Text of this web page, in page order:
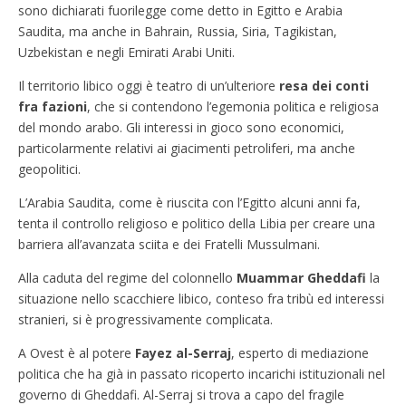
sono dichiarati fuorilegge come detto in Egitto e Arabia
Saudita, ma anche in Bahrain, Russia, Siria, Tagikistan,
Uzbekistan e negli Emirati Arabi Uniti.
Il territorio libico oggi è teatro di un’ulteriore resa dei conti
fra fazioni, che si contendono l’egemonia politica e religiosa
del mondo arabo. Gli interessi in gioco sono economici,
particolarmente relativi ai giacimenti petroliferi, ma anche
geopolitici.
L’Arabia Saudita, come è riuscita con l’Egitto alcuni anni fa,
tenta il controllo religioso e politico della Libia per creare una
barriera all’avanzata sciita e dei Fratelli Mussulmani.
Alla caduta del regime del colonnello Muammar Gheddafi la
situazione nello scacchiere libico, conteso fra tribù ed interessi
stranieri, si è progressivamente complicata.
A Ovest è al potere Fayez al-Serraj, esperto di mediazione
politica che ha già in passato ricoperto incarichi istituzionali nel
governo di Gheddafi. Al-Serraj si trova a capo del fragile